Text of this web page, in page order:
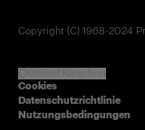
Copyright (C) 1968-2024
Cookies
Datenschutzrichtlinie
Nutzungsbedingungen